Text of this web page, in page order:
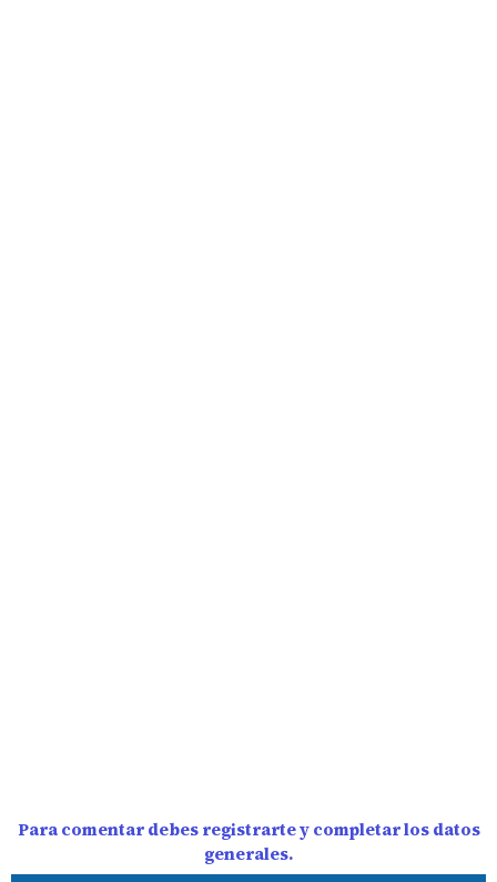
Para comentar debes registrarte y completar los datos
generales.